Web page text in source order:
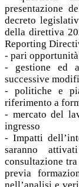
presentazione
decreto
della direttiva
Reporting
- pari
- gestione ed
successive
- politiche e
riferimento a
- mercato del
ingresso
- Impatti
saranno
consultazione
previa
nell’analisi e